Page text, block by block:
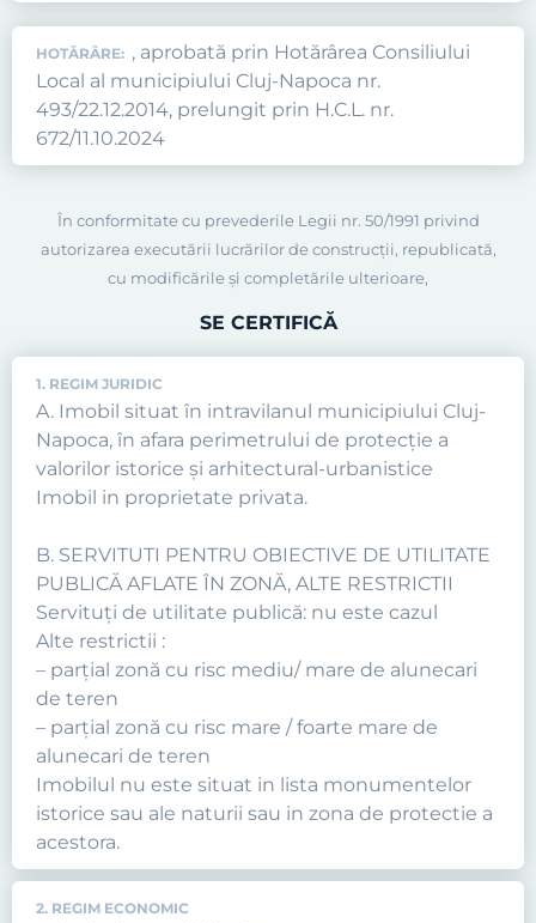
HOTĂRÂRE: , aprobată prin Hotărârea Consiliului
Local al municipiului Cluj-Napoca nr.
493/22.12.2014, prelungit prin H.C.L. nr.
672/11.10.2024
În conformitate cu prevederile Legii nr. 50/1991 privind
autorizarea executării lucrărilor de construcţii, republicată,
cu modificările şi completările ulterioare,
SE CERTIFICĂ
1. REGIM JURIDIC
A. Imobil situat în intravilanul municipiului Cluj-
Napoca, în afara perimetrului de protecţie a
valorilor istorice şi arhitectural-urbanistice
Imobil in proprietate privata.
B. SERVITUTI PENTRU OBIECTIVE DE UTILITATE
PUBLICĂ AFLATE ÎN ZONĂ, ALTE RESTRICTII
Servituţi de utilitate publică: nu este cazul
Alte restrictii :
– parțial zonă cu risc mediu/ mare de alunecari
de teren
– parțial zonă cu risc mare / foarte mare de
alunecari de teren
Imobilul nu este situat in lista monumentelor
istorice sau ale naturii sau in zona de protectie a
acestora.
2. REGIM ECONOMIC